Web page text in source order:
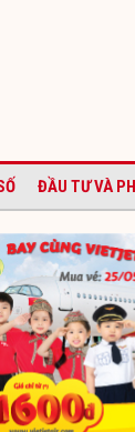
ĐẦU TƯ VÀ